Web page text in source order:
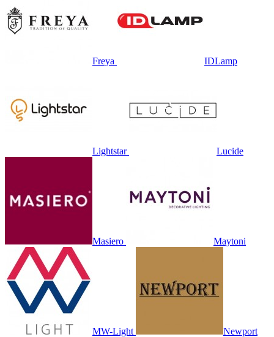
Freya IDLamp
Lightstar Lucide
Masiero Maytoni
MW-Light Newport